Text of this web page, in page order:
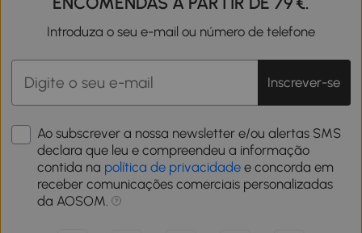
Introduza o seu e-mail ou número de telefone
Inscrever-se
Ao subscrever a nossa newsletter e/ou alertas SMS
declara que leu e compreendeu a informação
contida na política de privacidade e concorda em
receber comunicações comerciais personalizadas
da AOSOM.